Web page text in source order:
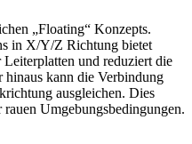
„Floating“ Konzepts.
in X/Y/Z Richtung bietet
Leiterplatten und reduziert die
kann die Verbindung
ausgleichen. Dies
Umgebungsbedingungen.